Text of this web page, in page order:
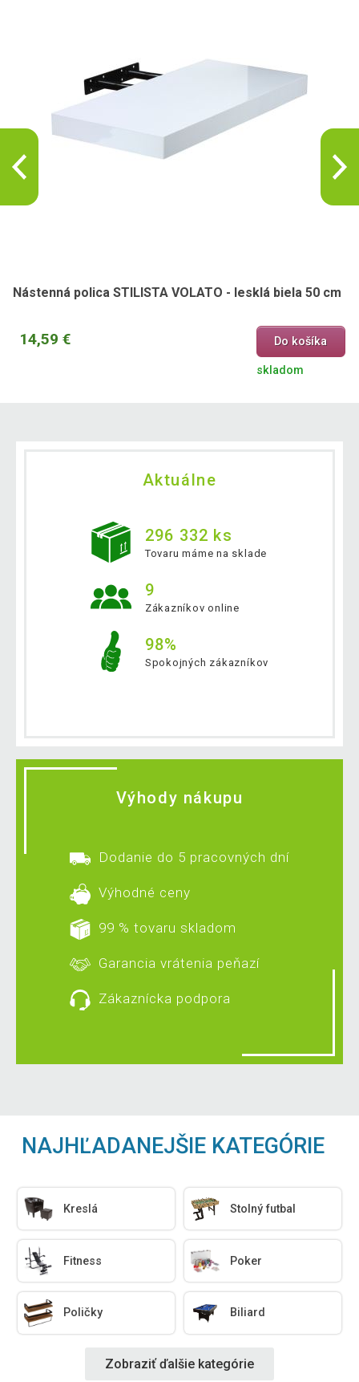
Nástenná polica STILISTA VOLATO - lesklá biela 50 cm
14,59 € Do košíka
skladom
Aktuálne
296 332 ks
Tovaru máme na sklade
9
Zákazníkov online
98%
Spokojných zákazníkov
Výhody nákupu
Dodanie do 5 pracovných dní
Výhodné ceny
99 % tovaru skladom
Garancia vrátenia peňazí
Zákaznícka podpora
NAJHĽADANEJŠIE KATEGÓRIE
Kreslá Stolný futbal
Fitness Poker
Poličky Biliard
Zobraziť ďalšie kategórie